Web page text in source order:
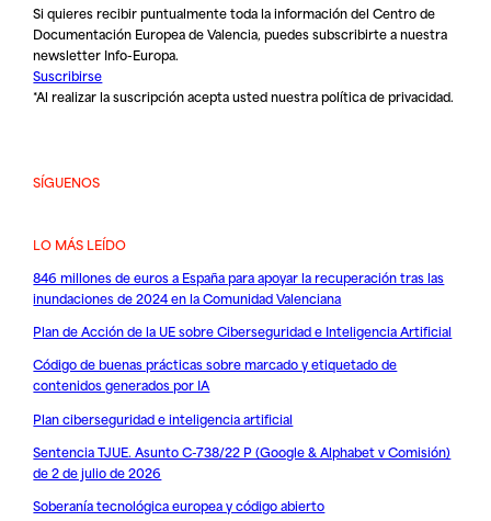
Si quieres recibir puntualmente toda la información del Centro de
Documentación Europea de Valencia, puedes subscribirte a nuestra
newsletter Info-Europa.
Suscribirse
*Al realizar la suscripción acepta usted nuestrapolítica de privacidad.
SÍGUENOS
LO MÁS LEÍDO
846 millones de euros a España para apoyar la recuperación tras las
inundaciones de 2024 en la Comunidad Valenciana
Plan de Acción de la UE sobre Ciberseguridad e Inteligencia Artificial
Código de buenas prácticas sobre marcado y etiquetado de
contenidos generados por IA
Plan ciberseguridad e inteligencia artificial
Sentencia TJUE. Asunto C-738/22 P (Google & Alphabet v Comisión)
de 2 de julio de 2026
Soberanía tecnológica europea y código abierto